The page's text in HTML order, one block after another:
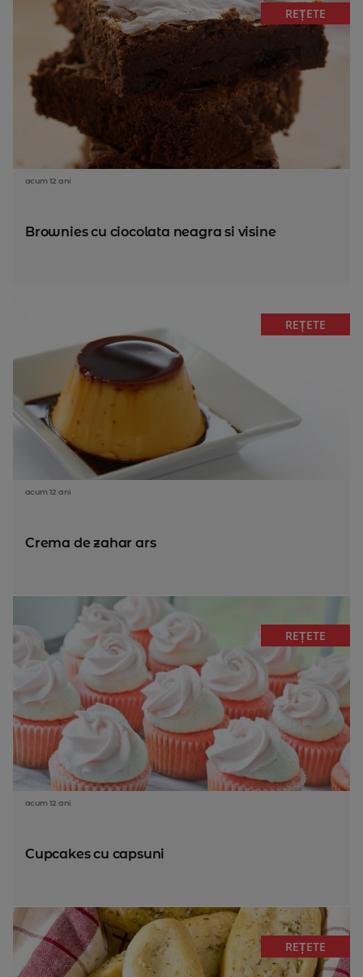
REȚETE
acum 12 ani
Brownies cu ciocolata neagra si visine
REȚETE
acum 12 ani
Crema de zahar ars
REȚETE
acum 12 ani
Cupcakes cu capsuni
REȚETE